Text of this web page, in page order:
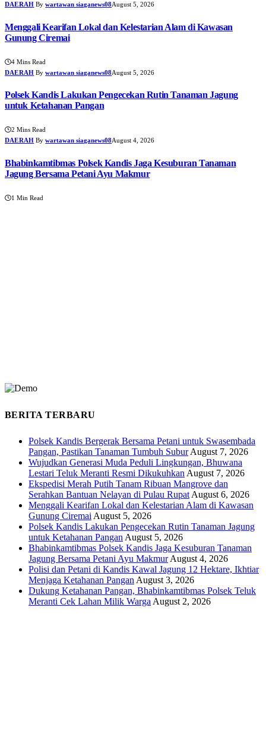
DAERAH By wartawan siaganews08August 5, 2026
Menggali Kearifan Lokal dan Kelestarian Alam di Kawasan
Gunung Ciremai
4 Mins Read
DAERAH By wartawan siaganews08August 5, 2026
Polsek Kandis Lakukan Pengecekan Rutin Tanaman Jagung
untuk Ketahanan Pangan
2 Mins Read
DAERAH By wartawan siaganews08August 4, 2026
Bhabinkamtibmas Polsek Kandis Jaga Kesuburan Tanaman
Jagung Bersama Petani Ayu Makmur
1 Min Read
BERITA TERBARU
Polsek Kandis Bergerak Bersama Petani untuk Swasembada
Pangan, Pastikan Tanaman Tumbuh Subur August 7, 2026
Wujudkan Generasi Muda Peduli Lingkungan, Bhuwana
Lestari Teluk Meranti Resmi Dikukuhkan August 7, 2026
Ekspedisi Merah Putih Tanam Ribuan Mangrove dan
Serahkan Bantuan Nelayan di Pulau Rupat August 6, 2026
Menggali Kearifan Lokal dan Kelestarian Alam di Kawasan
Gunung Ciremai August 5, 2026
Polsek Kandis Lakukan Pengecekan Rutin Tanaman Jagung
untuk Ketahanan Pangan August 5, 2026
Bhabinkamtibmas Polsek Kandis Jaga Kesuburan Tanaman
Jagung Bersama Petani Ayu Makmur August 4, 2026
Polisi dan Petani di Kandis Kawal Jagung 12 Hektare, Ikhtiar
Menjaga Ketahanan Pangan August 3, 2026
Dukung Ketahanan Pangan, Bhabinkamtibmas Polsek Teluk
Meranti Cek Lahan Milik Warga August 2, 2026